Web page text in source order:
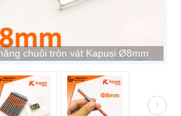
chuôi tròn vát Kapusi Ø8mm